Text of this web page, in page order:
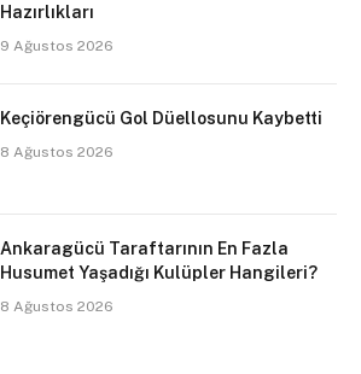
Hazırlıkları
9 Ağustos 2026
Keçiörengücü Gol Düellosunu Kaybetti
8 Ağustos 2026
Ankaragücü Taraftarının En Fazla
Husumet Yaşadığı Kulüpler Hangileri?
8 Ağustos 2026